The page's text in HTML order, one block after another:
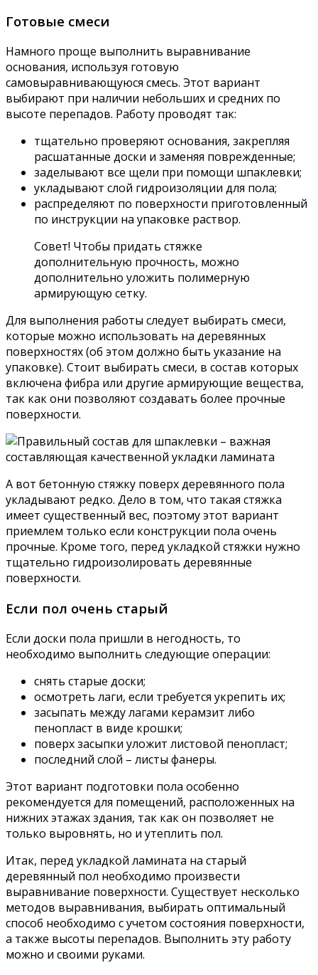
Готовые смеси
Намного проще выполнить выравнивание
основания, используя готовую
самовыравнивающуюся смесь. Этот вариант
выбирают при наличии небольших и средних по
высоте перепадов. Работу проводят так:
тщательно проверяют основания, закрепляя
расшатанные доски и заменяя поврежденные;
заделывают все щели при помощи шпаклевки;
укладывают слой гидроизоляции для пола;
распределяют по поверхности приготовленный
по инструкции на упаковке раствор.
Совет! Чтобы придать стяжке
дополнительную прочность, можно
дополнительно уложить полимерную
армирующую сетку.
Для выполнения работы следует выбирать смеси,
которые можно использовать на деревянных
поверхностях (об этом должно быть указание на
упаковке). Стоит выбирать смеси, в состав которых
включена фибра или другие армирующие вещества,
так как они позволяют создавать более прочные
поверхности.
А вот бетонную стяжку поверх деревянного пола
укладывают редко. Дело в том, что такая стяжка
имеет существенный вес, поэтому этот вариант
приемлем только если конструкции пола очень
прочные. Кроме того, перед укладкой стяжки нужно
тщательно гидроизолировать деревянные
поверхности.
Если пол очень старый
Если доски пола пришли в негодность, то
необходимо выполнить следующие операции:
снять старые доски;
осмотреть лаги, если требуется укрепить их;
засыпать между лагами керамзит либо
пенопласт в виде крошки;
поверх засыпки уложит листовой пенопласт;
последний слой – листы фанеры.
Этот вариант подготовки пола особенно
рекомендуется для помещений, расположенных на
нижних этажах здания, так как он позволяет не
только выровнять, но и утеплить пол.
Итак, перед укладкой ламината на старый
деревянный пол необходимо произвести
выравнивание поверхности. Существует несколько
методов выравнивания, выбирать оптимальный
способ необходимо с учетом состояния поверхности,
а также высоты перепадов. Выполнить эту работу
можно и своими руками.